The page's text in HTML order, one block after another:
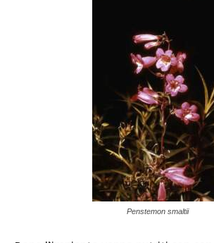
Penstemon smaltii